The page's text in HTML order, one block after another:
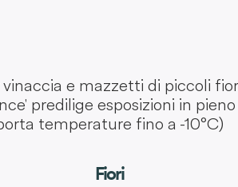
e mazzetti di piccoli
predilige esposizioni in
temperature fino a -10°C)
Fiori